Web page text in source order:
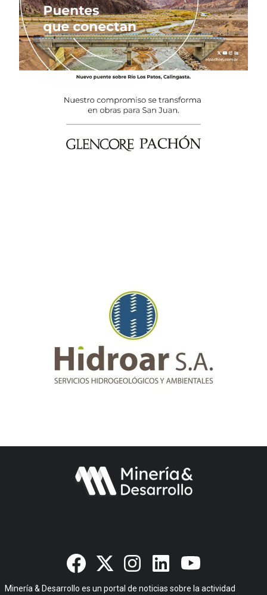
Minería & Desarrollo es un portal de noticias sobre la actividad